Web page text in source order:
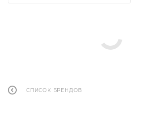
СПИСОК БРЕНДОВ